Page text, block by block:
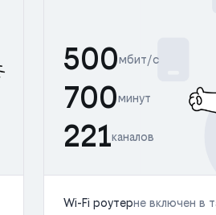
500мбит/с
700минут
221каналов
Wi-Fi роутерне включен в